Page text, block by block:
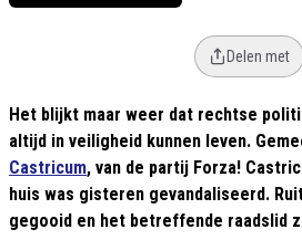
Delen met
Het blijkt maar weer dat rechtse
altijd in veiligheid kunnen leven.
Castricum, van de partij Forza!
huis was gisteren gevandaliseerd.
gegooid en het betreffende raadslid